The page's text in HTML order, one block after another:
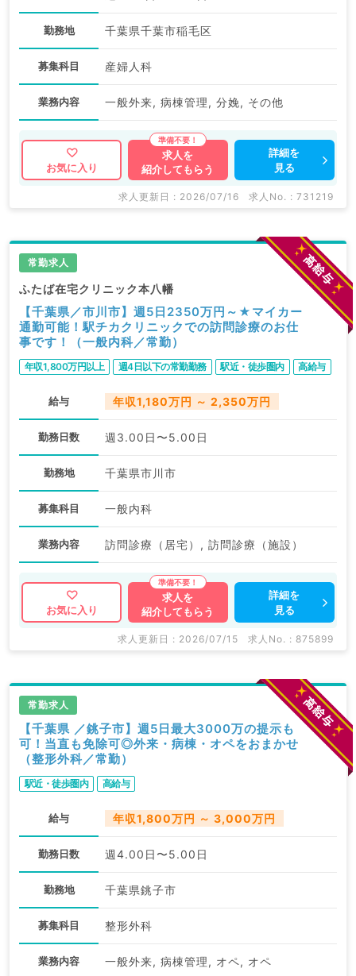
勤務地 千葉県千葉市稲毛区
募集科目 産婦人科
業務内容 一般外来, 病棟管理, 分娩, その他
お気に入り
求人を
紹介してもらう
詳細を
見る
求人更新日 : 2026/07/16 求人No. : 731219
常勤求人
ふたば在宅クリニック本八幡
【千葉県／市川市】週5日2350万円～★マイカー
通勤可能！駅チカクリニックでの訪問診療のお仕
事です！（一般内科／常勤）
年収1,800万円以上 週4日以下の常勤勤務 駅近・徒歩圏内 高給与
給与 年収1,180万円 ～ 2,350万円
勤務日数 週3.00日〜5.00日
勤務地 千葉県市川市
募集科目 一般内科
業務内容 訪問診療（居宅）, 訪問診療（施設）
お気に入り
求人を
紹介してもらう
詳細を
見る
求人更新日 : 2026/07/15 求人No. : 875899
常勤求人
【千葉県 ／銚子市】週5日最大3000万の提示も
可！当直も免除可◎外来・病棟・オペをおまかせ
（整形外科／常勤）
駅近・徒歩圏内 高給与
給与 年収1,800万円 ～ 3,000万円
勤務日数 週4.00日〜5.00日
勤務地 千葉県銚子市
募集科目 整形外科
業務内容 一般外来, 病棟管理, オペ, オペ